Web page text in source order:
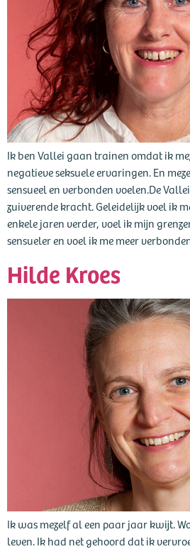
Ik ben Vallei gaan trainen omdat ik
negatieve seksuele ervaringen. En
sensueel en verbonden voelen.De
zuiverende kracht. Geleidelijk voel ik
enkele jaren verder, voel ik mijn
sensueler en voel ik me meer
Hilde Kroes
Ik was mezelf al een paar jaar kwijt.
leven. Ik had net gehoord dat ik